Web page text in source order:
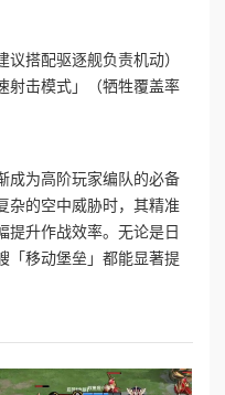
搭配驱逐舰负责机动）
射击模式」（牺牲覆盖率
成为高阶玩家编队的必备
杂的空中威胁时，其精准
提升作战效率。无论是日
「移动堡垒」都能显著提